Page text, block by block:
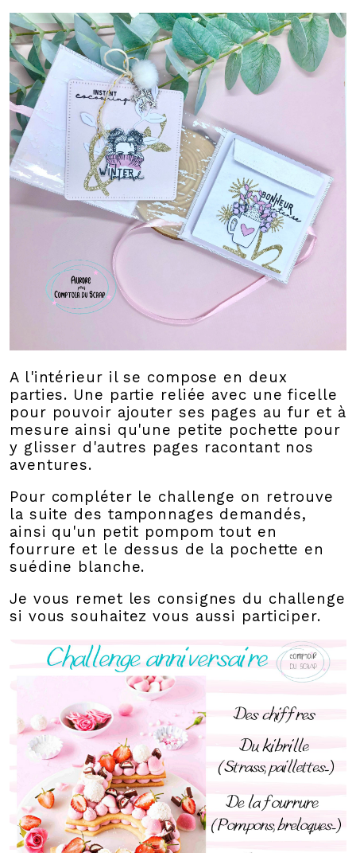
A l'intérieur il se compose en deux
parties. Une partie reliée avec une ficelle
pour pouvoir ajouter ses pages au fur et à
mesure ainsi qu'une petite pochette pour
y glisser d'autres pages racontant nos
aventures.
Pour compléter le challenge on retrouve
la suite des tamponnages demandés,
ainsi qu'un petit pompom tout en
fourrure et le dessus de la pochette en
suédine blanche.
Je vous remet les consignes du challenge
si vous souhaitez vous aussi participer.